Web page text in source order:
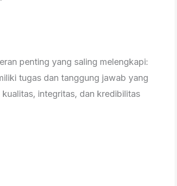
penting yang saling melengkapi:
tugas dan tanggung jawab yang
integritas, dan kredibilitas